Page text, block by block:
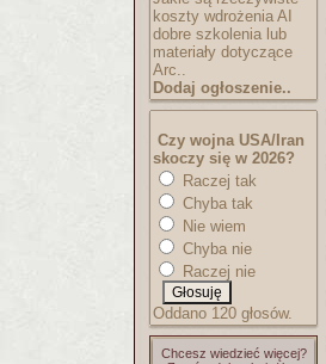
koszty wdrożenia AI
dobre szkolenia lub
materiały dotyczące
Arc..
Dodaj ogłoszenie..
Czy wojna USA/Iran
skoczy się w 2026?
Raczej tak
Chyba tak
Nie wiem
Chyba nie
Raczej nie
Oddano 120 głosów.
Chcesz wiedzieć więcej?